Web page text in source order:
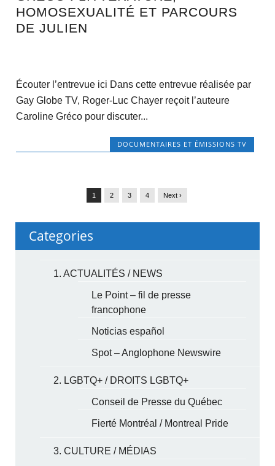
HOMOSEXUALITÉ ET PARCOURS
DE JULIEN
Écouter l’entrevue ici Dans cette entrevue réalisée par
Gay Globe TV, Roger-Luc Chayer reçoit l’auteure
Caroline Gréco pour discuter...
DOCUMENTAIRES ET ÉMISSIONS TV
1 2 3 4 Next ›
Categories
1. ACTUALITÉS / NEWS
Le Point – fil de presse
francophone
Noticias español
Spot – Anglophone Newswire
2. LGBTQ+ / DROITS LGBTQ+
Conseil de Presse du Québec
Fierté Montréal / Montreal Pride
3. CULTURE / MÉDIAS